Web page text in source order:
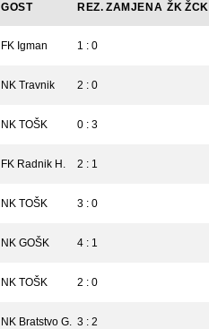
GOST REZ. ZAMJENA ŽK ŽCK
FK Igman 1 : 0
NK Travnik 2 : 0
NK TOŠK 0 : 3
FK Radnik H. 2 : 1
NK TOŠK 3 : 0
NK GOŠK 4 : 1
NK TOŠK 2 : 0
NK Bratstvo G. 3 : 2